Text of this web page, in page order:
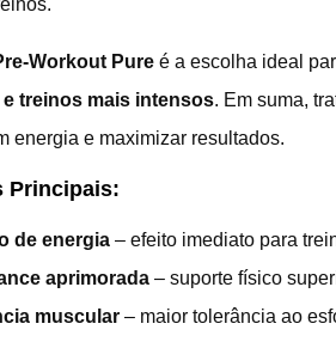
Workout Pure é a escolha ideal
treinos mais intensos. Em suma,
energia e maximizar resultados.
Principais:
de energia – efeito imediato para
aprimorada – suporte físico
muscular – maior tolerância ao